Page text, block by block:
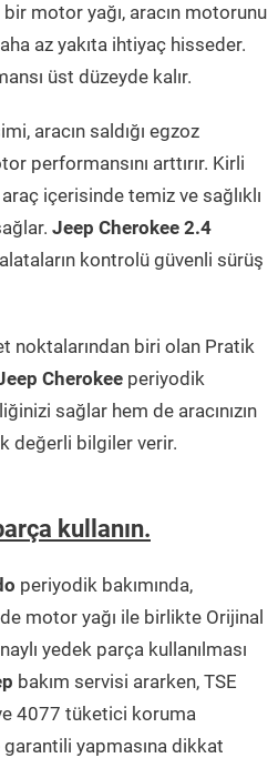
motor yağı, aracın motorunu
az yakıta ihtiyaç hisseder.
üst düzeyde kalır.
aracın saldığı egzoz
performansını arttırır. Kirli
içerisinde temiz ve sağlıklı
Jeep Cherokee 2.4
kontrolü güvenli sürüş
noktalarından biri olan Pratik
Cherokee periyodik
sağlar hem de aracınızın
değerli bilgiler verir.
kullanın.
periyodik bakımında,
motor yağı ile birlikte Orijinal
yedek parça kullanılması
bakım servisi ararken, TSE
4077 tüketici koruma
yapmasına dikkat